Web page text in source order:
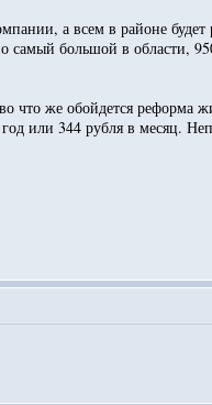
а всем в районе
самый большой в области,
же обойдется реформа
или 344 рубля в месяц.